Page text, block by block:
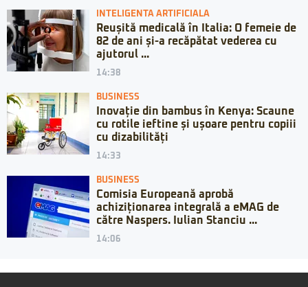
INTELIGENTA ARTIFICIALA
Reușită medicală în Italia: O femeie de
82 de ani și-a recăpătat vederea cu
ajutorul ...
14:38
BUSINESS
Inovație din bambus în Kenya: Scaune
cu rotile ieftine și ușoare pentru copiii
cu dizabilități
14:33
BUSINESS
Comisia Europeană aprobă
achiziționarea integrală a eMAG de
către Naspers. Iulian Stanciu ...
14:06